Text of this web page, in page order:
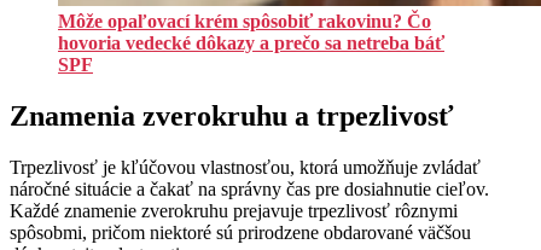
Môže opaľovací krém spôsobiť rakovinu? Čo
hovoria vedecké dôkazy a prečo sa netreba báť
SPF
Znamenia zverokruhu a trpezlivosť
Trpezlivosť je kľúčovou vlastnosťou, ktorá umožňuje zvládať
náročné situácie a čakať na správny čas pre dosiahnutie cieľov.
Každé znamenie zverokruhu prejavuje trpezlivosť rôznymi
spôsobmi, pričom niektoré sú prirodzene obdarované väčšou